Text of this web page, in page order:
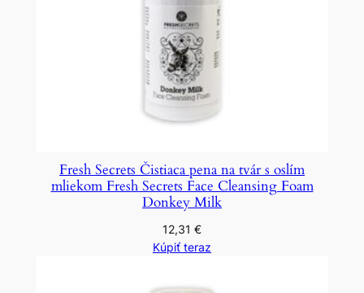
Fresh Secrets Čistiaca pena na tvár s oslím
mliekom Fresh Secrets Face Cleansing Foam
Donkey Milk
12,31 €
Kúpiť teraz